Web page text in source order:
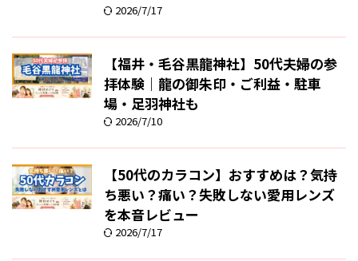
2026/7/17
【福井・毛谷黒龍神社】50代夫婦の参
拝体験｜龍の御朱印・ご利益・駐車
場・足羽神社も
2026/7/10
【50代のカラコン】おすすめは？気持
ち悪い？痛い？失敗しない愛用レンズ
を本音レビュー
2026/7/17